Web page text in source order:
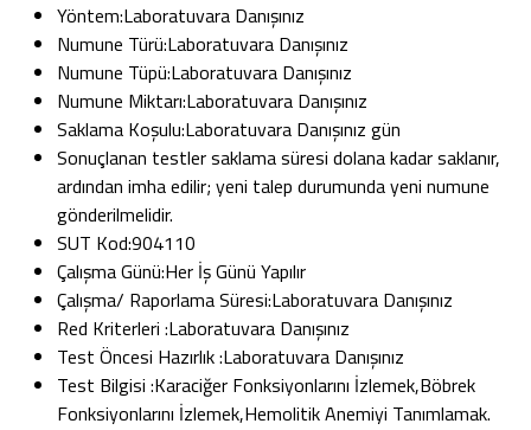
Yöntem:Laboratuvara Danışınız
Numune Türü:Laboratuvara Danışınız
Numune Tüpü:Laboratuvara Danışınız
Numune Miktarı:Laboratuvara Danışınız
Saklama Koşulu:Laboratuvara Danışınız gün
Sonuçlanan testler saklama süresi dolana kadar saklanır,
ardından imha edilir; yeni talep durumunda yeni numune
gönderilmelidir.
SUT Kod:904110
Çalışma Günü:Her İş Günü Yapılır
Çalışma/ Raporlama Süresi:Laboratuvara Danışınız
Red Kriterleri :Laboratuvara Danışınız
Test Öncesi Hazırlık :Laboratuvara Danışınız
Test Bilgisi :Karaciğer Fonksiyonlarını İzlemek,Böbrek
Fonksiyonlarını İzlemek,Hemolitik Anemiyi Tanımlamak.